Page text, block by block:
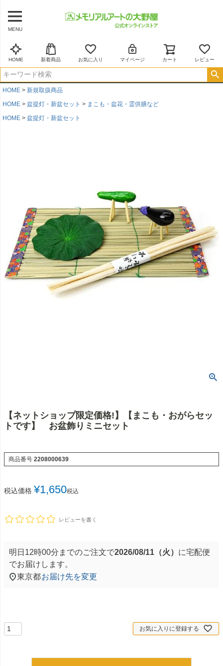
MENU
HOME 新着商品 お気に入り マイページ カート レビュー
HOME
新規取扱商品
HOME
盆提灯・新盆セット
まこも・盆花・霊供膳など
HOME
盆提灯・新盆セット
【ネットショップ限定価格!】【まこも・おがらセッ
トです】 お盆飾りミニセット
商品番号 2208000639
税込価格 ¥1,650税込
レビューを書く
明日 12時00分 までのご注文で2026/08/11（火） に宅配便
でお届けします。
東京都お届け先を変更
お気に入りに登録する